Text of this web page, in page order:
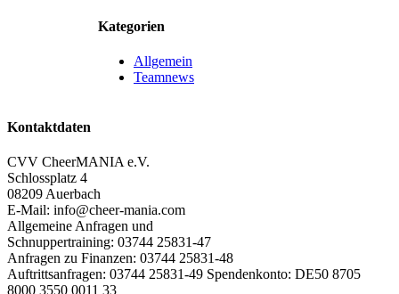
Kategorien
Allgemein
Teamnews
Kontaktdaten
CVV CheerMANIA e.V.
Schlossplatz 4
08209 Auerbach
E-Mail: info@cheer-mania.com
Allgemeine Anfragen und
Schnuppertraining: 03744 25831-47
Anfragen zu Finanzen: 03744 25831-48
Auftrittsanfragen: 03744 25831-49 Spendenkonto: DE50 8705
8000 3550 0011 33